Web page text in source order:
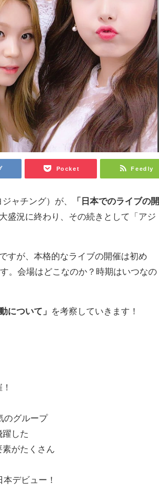
Pocket Feedly
ャチング）が、
「日本でのライブの開
盛況に終わり、その続きとして「アジ
すが、本格的なライブの開催は初め
。会場はどこなのか？時期はいつなの
について」 を考察していきます！
のグループ
した
がたくさん
デビュー！